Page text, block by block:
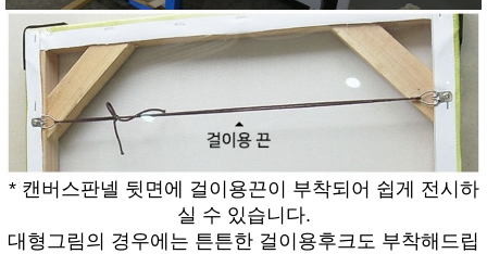
* 캔버스판넬 뒷면에 걸이용끈이 부착되어 쉽게 전시하
실 수 있습니다.
대형그림의 경우에는 튼튼한 걸이용후크도 부착해드립